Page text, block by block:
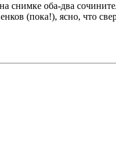
снимке оба-два
(пока!), ясно, что